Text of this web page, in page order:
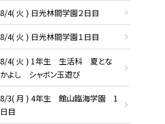
8/4( 火 ) 日光林間学園２日目
8/4( 火 ) 日光林間学園１日目
8/4( 火 ) 1年生 生活科 夏とな
かよし シャボン玉遊び
8/3( 月 ) 4年生 館山臨海学園 1
日目